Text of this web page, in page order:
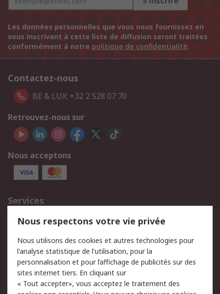
Les données personnelles que vous nous fournissez en
vous inscrivant à cette liste de diffusion seront traitées
conformément à notre politique de confidentialité.
Contactez-nous
BE & LUX: +32 2 528 07 70
Retrouvez-nous sur
Nous acceptons
Services
750.000 produits
2.500 marques
Retours
Support technique
Track & trace
Legal
Nous respectons votre vie privée
Nous utilisons des cookies et autres technologies pour
l'analyse statistique de l'utilisation, pour la
personnalisation et pour l’affichage de publicités sur des
sites internet tiers. En cliquant sur
« Tout accepter», vous acceptez le traitement des